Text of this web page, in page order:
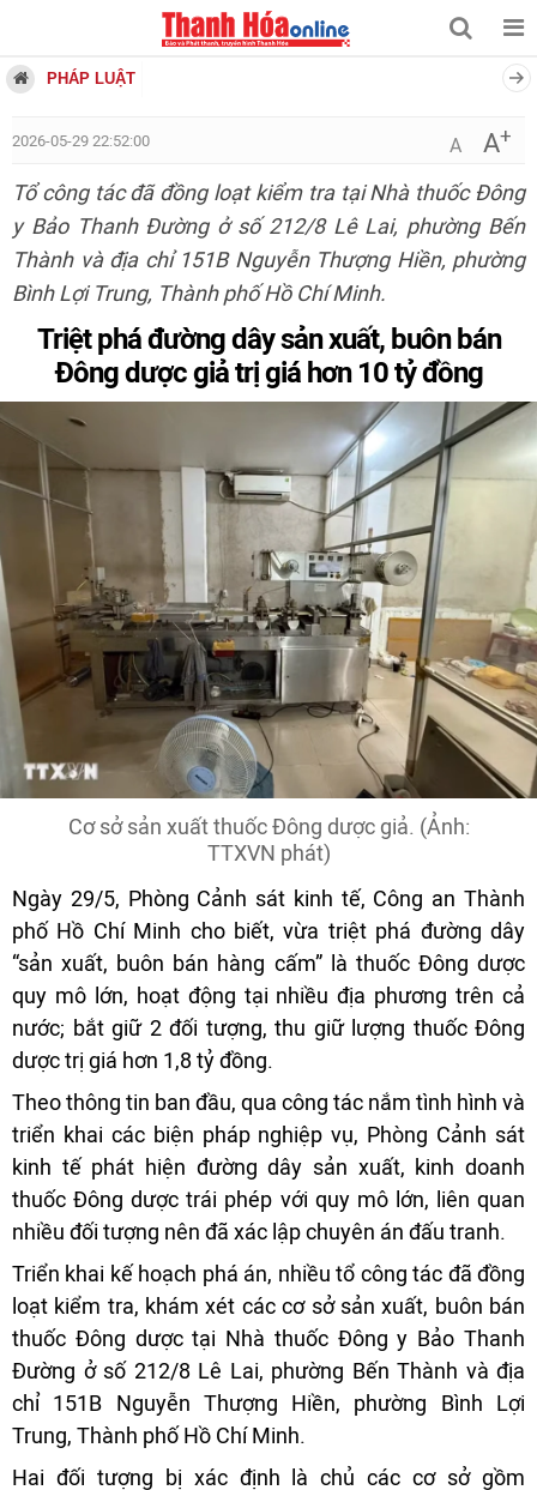
PHÁP LUẬT
2026-05-29 22:52:00 A A+
Tổ công tác đã đồng loạt kiểm tra tại Nhà thuốc Đông
y Bảo Thanh Đường ở số 212/8 Lê Lai, phường Bến
Thành và địa chỉ 151B Nguyễn Thượng Hiền, phường
Bình Lợi Trung, Thành phố Hồ Chí Minh.
Triệt phá đường dây sản xuất, buôn bán
Đông dược giả trị giá hơn 10 tỷ đồng
Cơ sở sản xuất thuốc Đông dược giả. (Ảnh:
TTXVN phát)
Ngày 29/5, Phòng Cảnh sát kinh tế, Công an Thành
phố Hồ Chí Minh cho biết, vừa triệt phá đường dây
“sản xuất, buôn bán hàng cấm” là thuốc Đông dược
quy mô lớn, hoạt động tại nhiều địa phương trên cả
nước; bắt giữ 2 đối tượng, thu giữ lượng thuốc Đông
dược trị giá hơn 1,8 tỷ đồng.
Theo thông tin ban đầu, qua công tác nắm tình hình và
triển khai các biện pháp nghiệp vụ, Phòng Cảnh sát
kinh tế phát hiện đường dây sản xuất, kinh doanh
thuốc Đông dược trái phép với quy mô lớn, liên quan
nhiều đối tượng nên đã xác lập chuyên án đấu tranh.
Triển khai kế hoạch phá án, nhiều tổ công tác đã đồng
loạt kiểm tra, khám xét các cơ sở sản xuất, buôn bán
thuốc Đông dược tại Nhà thuốc Đông y Bảo Thanh
Đường ở số 212/8 Lê Lai, phường Bến Thành và địa
chỉ 151B Nguyễn Thượng Hiền, phường Bình Lợi
Trung, Thành phố Hồ Chí Minh.
Hai đối tượng bị xác định là chủ các cơ sở gồm